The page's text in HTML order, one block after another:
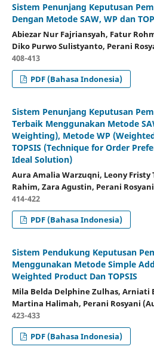
Sistem Penunjang Keputusan
Dengan Metode SAW, WP dan
Abiezar Nur Fajriansyah, Fatur
Diko Purwo Sulistyanto, Perani
408-413
PDF (Bahasa Indonesia)
Sistem Penunjang Keputusan
Terbaik Menggunakan Metode
Weighting), Metode WP
TOPSIS (Technique for Order
Ideal Solution)
Aura Amalia Warzuqni, Leony
Rahim, Zara Agustin, Perani
414-422
PDF (Bahasa Indonesia)
Sistem Pendukung Keputusan
Menggunakan Metode Simple
Weighted Product Dan TOPSIS
Mila Belda Delphine Zulhas, Arniati
Martina Halimah, Perani Rosyani
423-433
PDF (Bahasa Indonesia)